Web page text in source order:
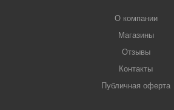
О компании
Магазины
Отзывы
Контакты
Публичная оферта